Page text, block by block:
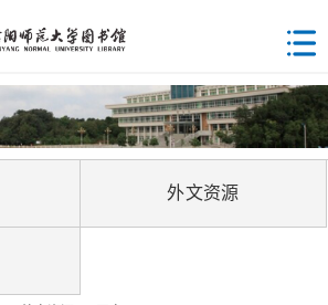
外文资源